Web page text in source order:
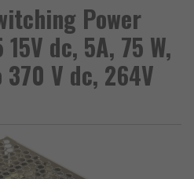
Power
dc, 5A, 75 W,
V dc, 264V